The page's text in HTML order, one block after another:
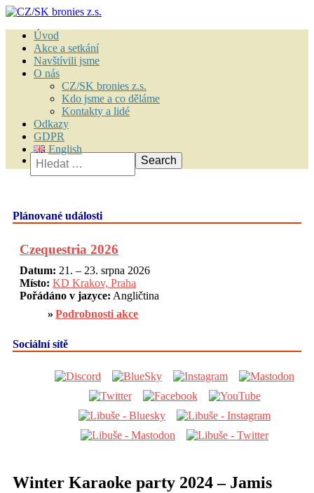
Úvod
Akce a setkání
Navštívili jsme
O nás
CZ/SK bronies z.s.
Kdo jsme a co děláme
Kontakty a lidé
Odkazy
GDPR
English
Vyhledávání
Winter Karaoke party 2024 – Jamis
Plánované události
Czequestria 2026
Datum: 21. – 23. srpna 2026
Místo: KD Krakov, Praha
Pořádáno v jazyce: Angličtina
Podrobnosti akce
Sociální sítě